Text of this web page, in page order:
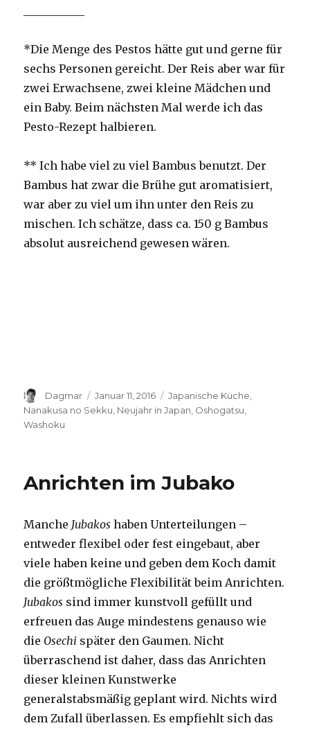
*Die Menge des Pestos hätte gut und gerne für
sechs Personen gereicht. Der Reis aber war für
zwei Erwachsene, zwei kleine Mädchen und
ein Baby. Beim nächsten Mal werde ich das
Pesto-Rezept halbieren.
** Ich habe viel zu viel Bambus benutzt. Der
Bambus hat zwar die Brühe gut aromatisiert,
war aber zu viel um ihn unter den Reis zu
mischen. Ich schätze, dass ca. 150 g Bambus
absolut ausreichend gewesen wären.
Autor
Dagmar
Veröffentlicht
am
Januar 11, 2016 Schlagwörter
Japanische Küche
Nanakusa no Sekku Neujahr in Japan Oshogatsu
Washoku
Anrichten im Jubako
Manche Jubakos haben Unterteilungen –
entweder flexibel oder fest eingebaut, aber
viele haben keine und geben dem Koch damit
die größtmögliche Flexibilität beim Anrichten.
Jubakos sind immer kunstvoll gefüllt und
erfreuen das Auge mindestens genauso wie
die Osechi später den Gaumen. Nicht
überraschend ist daher, dass das Anrichten
dieser kleinen Kunstwerke
generalstabsmäßig geplant wird. Nichts wird
dem Zufall überlassen. Es empfiehlt sich das